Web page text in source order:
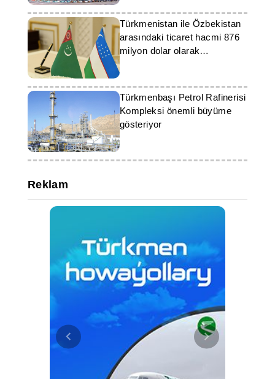
Türkmenistan ile Özbekistan
arasındaki ticaret hacmi 876
milyon dolar olarak
gerçekleşti
Türkmenbaşı Petrol Rafinerisi
Kompleksi önemli büyüme
gösteriyor
Reklam